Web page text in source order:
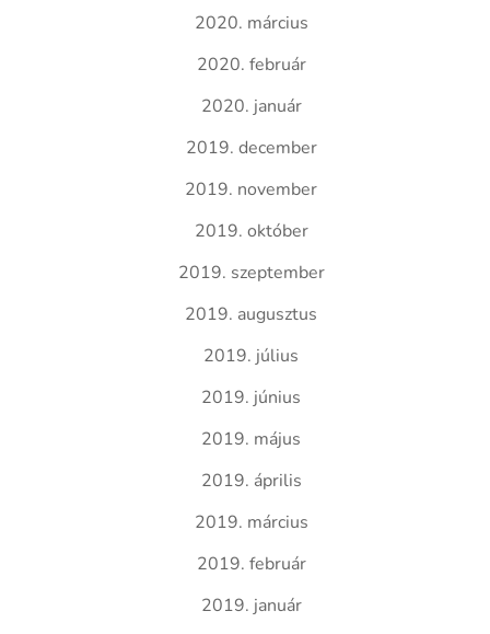
2020. március
2020. február
2020. január
2019. december
2019. november
2019. október
2019. szeptember
2019. augusztus
2019. július
2019. június
2019. május
2019. április
2019. március
2019. február
2019. január